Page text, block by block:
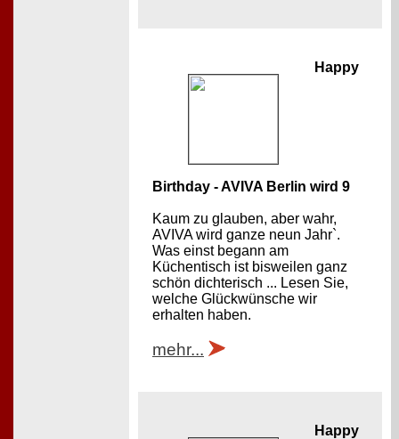
Happy
Birthday - AVIVA Berlin wird 9
Kaum zu glauben, aber wahr,
AVIVA wird ganze neun Jahr`.
Was einst begann am
Küchentisch ist bisweilen ganz
schön dichterisch ... Lesen Sie,
welche Glückwünsche wir
erhalten haben.
mehr...
Happy